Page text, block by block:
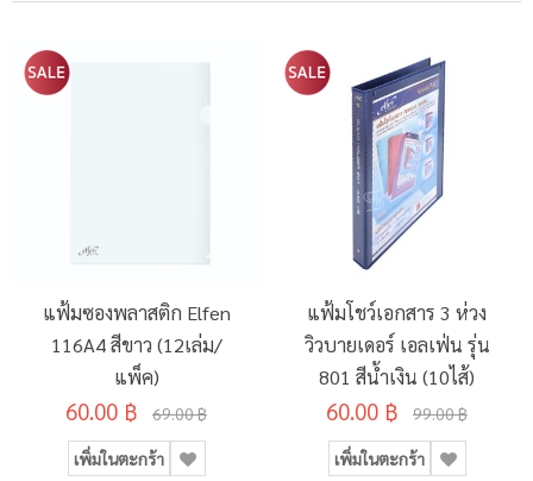
แฟ้มซองพลาสติก Elfen
116A4 สีขาว (12เล่ม/
แพ็ค)
60.00 ฿ 69.00 ฿
เพิ่มในตะกร้า
แฟ้มโชว์เอกสาร 3 ห่วง
วิวบายเดอร์ เอลเฟ่น รุ่น
801 สีน้ำเงิน (10ไส้)
60.00 ฿ 99.00 ฿
เพิ่มในตะกร้า